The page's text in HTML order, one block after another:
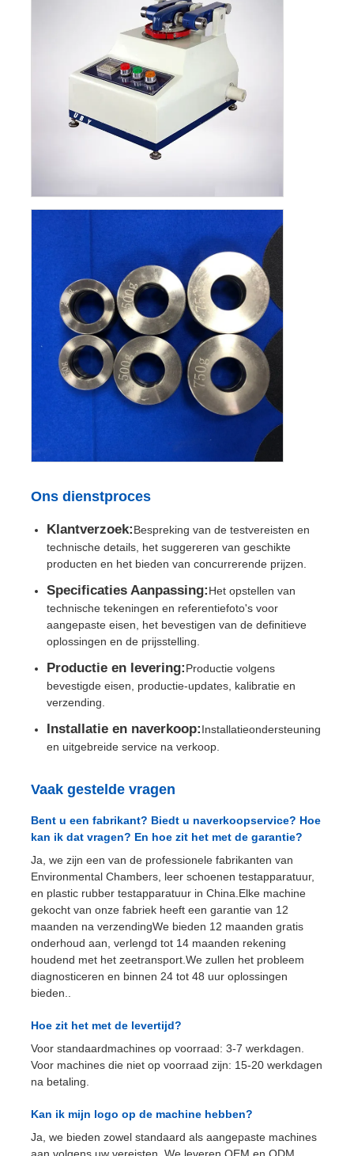
Ons dienstproces
Klantverzoek:Bespreking van de testvereisten en
technische details, het suggereren van geschikte
producten en het bieden van concurrerende prijzen.
Specificaties Aanpassing:Het opstellen van
technische tekeningen en referentiefoto's voor
aangepaste eisen, het bevestigen van de definitieve
oplossingen en de prijsstelling.
Productie en levering:Productie volgens
bevestigde eisen, productie-updates, kalibratie en
verzending.
Installatie en naverkoop:Installatieondersteuning
en uitgebreide service na verkoop.
Vaak gestelde vragen
Bent u een fabrikant? Biedt u naverkoopservice? Hoe
kan ik dat vragen? En hoe zit het met de garantie?
Ja, we zijn een van de professionele fabrikanten van
Environmental Chambers, leer schoenen testapparatuur,
en plastic rubber testapparatuur in China.Elke machine
gekocht van onze fabriek heeft een garantie van 12
maanden na verzendingWe bieden 12 maanden gratis
onderhoud aan, verlengd tot 14 maanden rekening
houdend met het zeetransport.We zullen het probleem
diagnosticeren en binnen 24 tot 48 uur oplossingen
bieden..
Hoe zit het met de levertijd?
Voor standaardmachines op voorraad: 3-7 werkdagen.
Voor machines die niet op voorraad zijn: 15-20 werkdagen
na betaling.
Kan ik mijn logo op de machine hebben?
Ja, we bieden zowel standaard als aangepaste machines
aan volgens uw vereisten. We leveren OEM en ODM